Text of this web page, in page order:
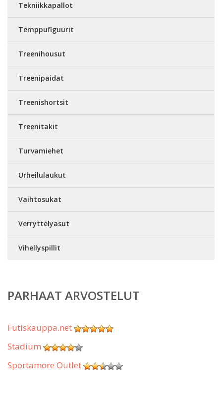
Tekniikkapallot
Temppufiguurit
Treenihousut
Treenipaidat
Treenishortsit
Treenitakit
Turvamiehet
Urheilulaukut
Vaihtosukat
Verryttelyasut
Vihellyspillit
PARHAAT ARVOSTELUT
Futiskauppa.net
Stadium
Sportamore Outlet